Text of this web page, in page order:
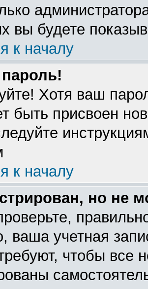
вы будете
к началу
Хотя ваш
быть присвоен
к началу
но не
ваша учетная
чтобы все